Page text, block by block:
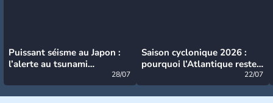
Puissant séisme au Japon :
l’alerte au tsunami
28/07
Saison cyclonique 2026 :
pourquoi l’Atlantique reste
22/07